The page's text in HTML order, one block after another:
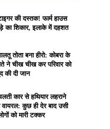
की दस्तक! फार्म हाउस
का शिकार, इलाके में दहशत
तोता बना हीरो: कोबरा के
ने चीख चीख कर परिवार को
की दी जान
कार से हथियार लहराने
वायरल: कुछ ही देर बाद उसी
को मारी टक्कर